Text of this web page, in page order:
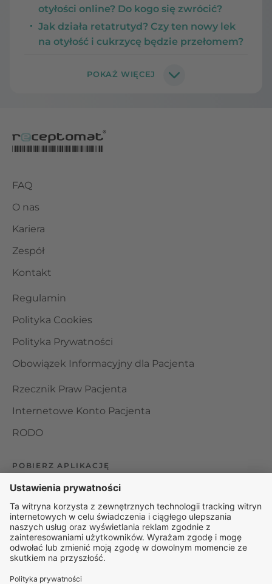
otyłości online? Do kogo się zwrócić?
Jak działa retatrutyd? Czy ten nowy lek
na otyłość i cukrzycę będzie przełomem?
FAQ
O nas
Kariera
Zespół
Kontakt
Regulamin
Polityka Cookies
Polityka Prywatności
Obowiązek Informacyjny dla Pacjenta
Rzecznik Praw Pacjenta
Internetowe Konto Pacjenta
RODO
POBIERZ APLIKACJĘ
Organizator udzielania świadczeń telemedycznych jest
podmiotem leczniczym w rozumieniu ustawy z dnia 15
kwietnia 2011 roku o działalności leczniczej, wpisanym do
rejestru podmiotów wykonujących działalność leczniczą pod
numerem: 000000229172.